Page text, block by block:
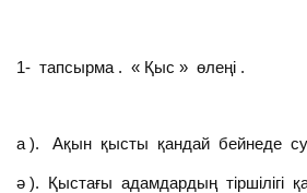
1- тапсырма . « Қыс » өлеңі .
а ). Ақын қысты қандай бейнеде
ә ). Қыстағы адамдардың тіршілігі